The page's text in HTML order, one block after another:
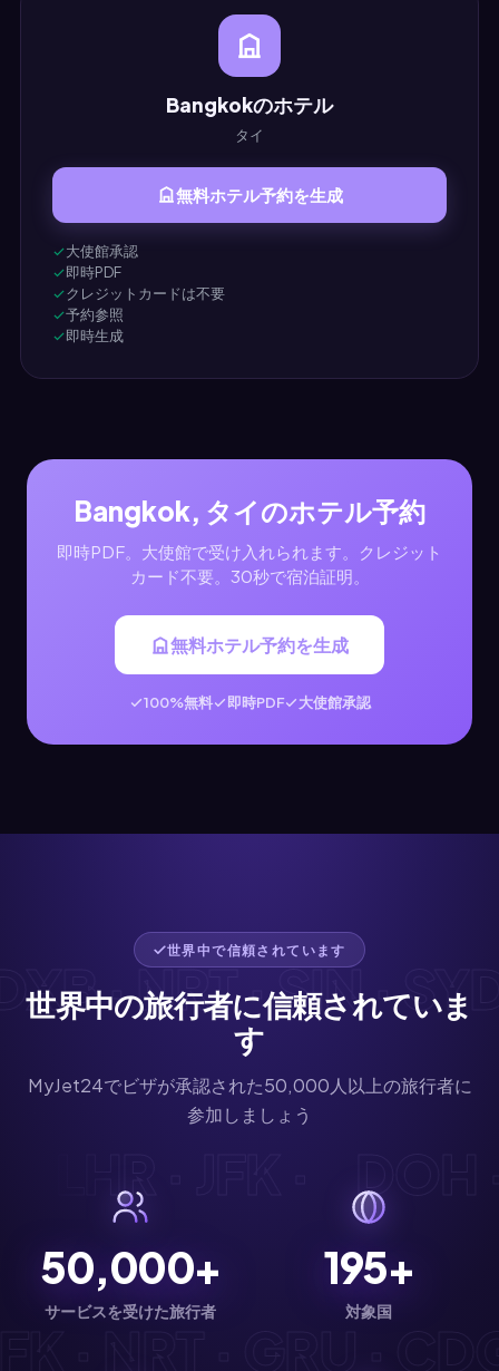
Bangkokのホテル
タイ
無料ホテル予約を生成
大使館承認
即時PDF
クレジットカードは不要
予約参照
即時生成
Bangkok, タイのホテル予約
即時PDF。大使館で受け入れられます。クレジット
カード不要。30秒で宿泊証明。
無料ホテル予約を生成
100%無料 即時PDF 大使館承認
· NRT · SIN · SYD
· LHR · JFK ·
· NRT · GRU ·
世界中で信頼されています
世界中の旅行者に信頼されていま
す
MyJet24でビザが承認された50,000人以上の旅行者に
参加しましょう
50,000+
サービスを受けた旅行者
195+
対象国